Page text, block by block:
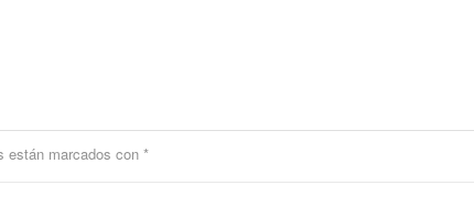
están marcados con *